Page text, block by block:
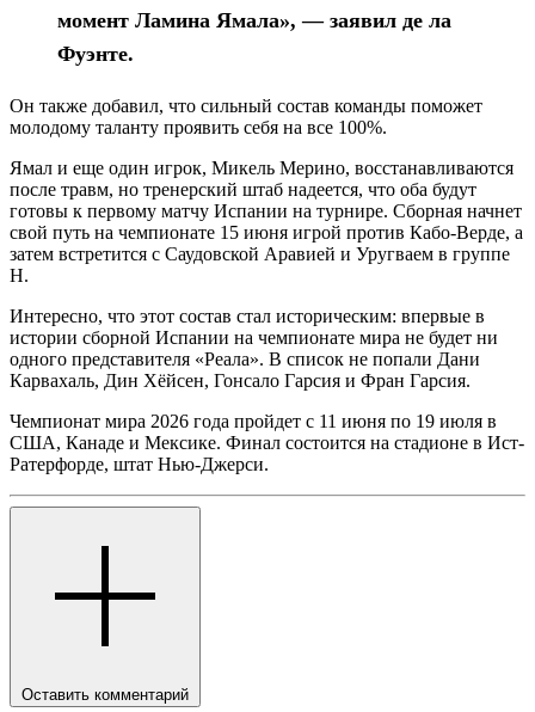
момент Ламина Ямала», — заявил де ла
Фуэнте.
Он также добавил, что сильный состав команды поможет
молодому таланту проявить себя на все 100%.
Ямал и еще один игрок, Микель Мерино, восстанавливаются
после травм, но тренерский штаб надеется, что оба будут
готовы к первому матчу Испании на турнире. Сборная начнет
свой путь на чемпионате 15 июня игрой против Кабо-Верде, а
затем встретится с Саудовской Аравией и Уругваем в группе
H.
Интересно, что этот состав стал историческим: впервые в
истории сборной Испании на чемпионате мира не будет ни
одного представителя «Реала». В список не попали Дани
Карвахаль, Дин Хёйсен, Гонсало Гарсия и Фран Гарсия.
Чемпионат мира 2026 года пройдет с 11 июня по 19 июля в
США, Канаде и Мексике. Финал состоится на стадионе в Ист-
Ратерфорде, штат Нью-Джерси.
Оставить комментарий